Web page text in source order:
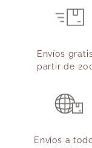
Envíos
partir de
Envíos a